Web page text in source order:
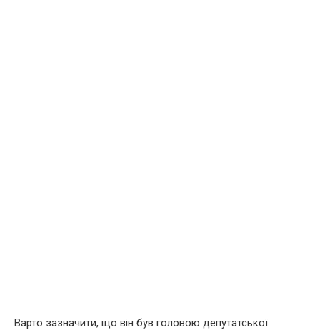
Варто зазначити, що він був головою депутатської